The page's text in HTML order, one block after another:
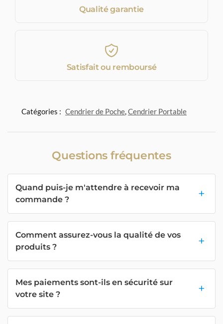
Qualité garantie
Satisfait ou remboursé
Catégories : Cendrier de Poche,Cendrier Portable
Questions fréquentes
Quand puis-je m'attendre à recevoir ma
commande ?
Comment assurez-vous la qualité de vos
produits ?
Mes paiements sont-ils en sécurité sur
votre site ?